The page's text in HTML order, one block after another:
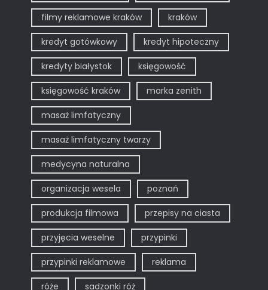
filmy reklamowe kraków kraków
kredyt gotówkowy kredyt hipoteczny
kredyty białystok księgowość
księgowość kraków marka zenith
masaż limfatyczny
masaż limfatyczny twarzy
medycyna naturalna
organizacja wesela poznań
produkcja filmowa przepisy na ciasta
przyjęcia weselne przypinki
przypinki reklamowe reklama
róże sadzonki róż